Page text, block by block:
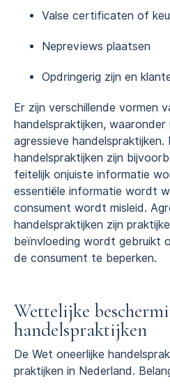
Valse certificaten of
Nepreviews plaatsen
Opdringerig zijn en
Er zijn verschillende vormen
handelspraktijken, waaronder
agressieve handelspraktijken.
handelspraktijken zijn
feitelijk onjuiste informatie
essentiële informatie wordt
consument wordt misleid.
handelspraktijken zijn
beïnvloeding wordt gebruikt
de consument te beperken.
Wettelijke
handelspraktijken
De Wet oneerlijke
praktijken in Nederland.